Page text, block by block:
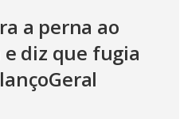
a perna ao
diz que fugia